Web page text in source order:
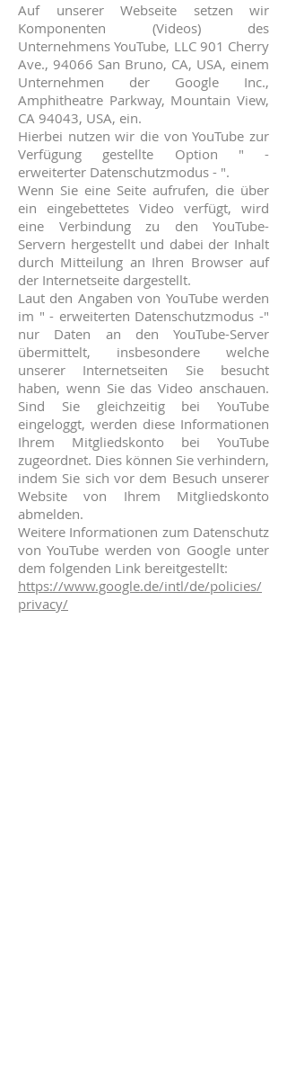
Auf unserer Webseite setzen wir
Komponenten (Videos) des
Unternehmens YouTube, LLC 901 Cherry
Ave., 94066 San Bruno, CA, USA, einem
Unternehmen der Google Inc.,
Amphitheatre Parkway, Mountain View,
CA 94043, USA, ein.
Hierbei nutzen wir die von YouTube zur
Verfügung gestellte Option " -
erweiterter Datenschutzmodus - ".
Wenn Sie eine Seite aufrufen, die über
ein eingebettetes Video verfügt, wird
eine Verbindung zu den YouTube-
Servern hergestellt und dabei der Inhalt
durch Mitteilung an Ihren Browser auf
der Internetseite dargestellt.
Laut den Angaben von YouTube werden
im " - erweiterten Datenschutzmodus -"
nur Daten an den YouTube-Server
übermittelt, insbesondere welche
unserer Internetseiten Sie besucht
haben, wenn Sie das Video anschauen.
Sind Sie gleichzeitig bei YouTube
eingeloggt, werden diese Informationen
Ihrem Mitgliedskonto bei YouTube
zugeordnet. Dies können Sie verhindern,
indem Sie sich vor dem Besuch unserer
Website von Ihrem Mitgliedskonto
abmelden.
Weitere Informationen zum Datenschutz
von YouTube werden von Google unter
dem folgenden Link bereitgestellt:
https://www.google.de/intl/de/policies/
privacy/